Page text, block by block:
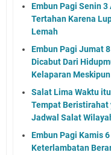
Embun Pagi Senin
Tertahan Karena
Lemah
Embun Pagi Jumat
Dicabut Dari
Kelaparan
Salat Lima Waktu
Tempat Beristirahat
Jadwal Salat
Embun Pagi Kamis
Keterlambatan